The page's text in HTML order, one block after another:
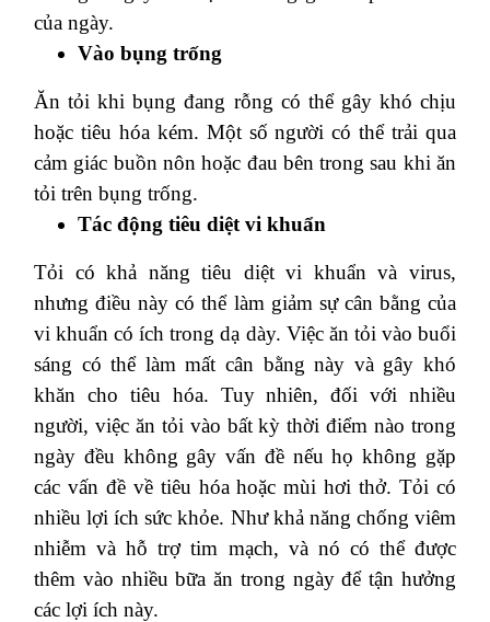
của ngày.
Vào bụng trống
Ăn tỏi khi bụng đang rỗng có thể gây khó chịu
hoặc tiêu hóa kém. Một số người có thể trải qua
cảm giác buồn nôn hoặc đau bên trong sau khi ăn
tỏi trên bụng trống.
Tác động tiêu diệt vi khuẩn
Tỏi có khả năng tiêu diệt vi khuẩn và virus,
nhưng điều này có thể làm giảm sự cân bằng của
vi khuẩn có ích trong dạ dày. Việc ăn tỏi vào buổi
sáng có thể làm mất cân bằng này và gây khó
khăn cho tiêu hóa. Tuy nhiên, đối với nhiều
người, việc ăn tỏi vào bất kỳ thời điểm nào trong
ngày đều không gây vấn đề nếu họ không gặp
các vấn đề về tiêu hóa hoặc mùi hơi thở. Tỏi có
nhiều lợi ích sức khỏe. Như khả năng chống viêm
nhiễm và hỗ trợ tim mạch, và nó có thể được
thêm vào nhiều bữa ăn trong ngày để tận hưởng
các lợi ích này.